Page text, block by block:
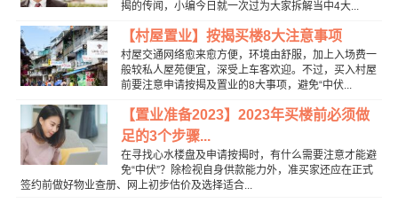
揭的传闻，小编今日就一次过为大家拆解当中4大...
【村屋置业】按揭买楼8大注意事项
村屋交通网络愈来愈方便，环境由舒服，加上入场费一
般较私人屋苑便宜，深受上车客欢迎。不过，买入村屋
前要注意申请按揭及置业的8大事项，避免“中伏...
【置业准备2023】2023年买楼前必须做
足的3个步骤...
在寻找心水楼盘及申请按揭时，有什么需要注意才能避
免“中伏”？除检视自身供款能力外，准买家还应在正式
签约前做好物业查册、网上初步估价及选择适合...